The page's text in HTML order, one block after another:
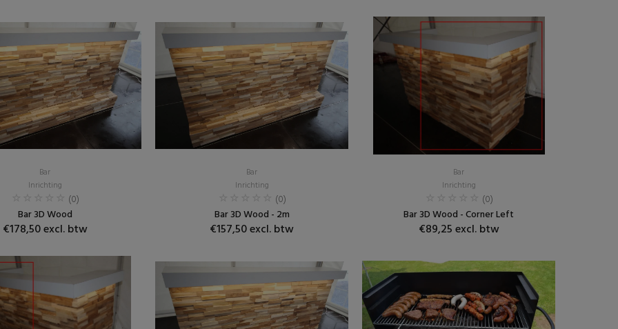
Bar
Inrichting
(0)
Bar 3D Wood
€178,50 excl. btw
Bar
Inrichting
(0)
Bar 3D Wood - 2m
€157,50 excl. btw
Bar
Inrichting
(0)
Bar 3D Wood - Corner Left
€89,25 excl. btw